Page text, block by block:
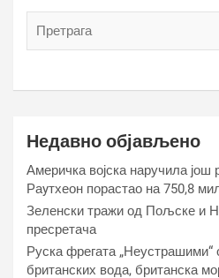
Недавно објављено
Америчка војска наручила још
Раyтхеон порастао на 750,8
Зеленски тражи од Пољске и
пресретача
Руска фрегата „Неустрашими“
британских вода, британска